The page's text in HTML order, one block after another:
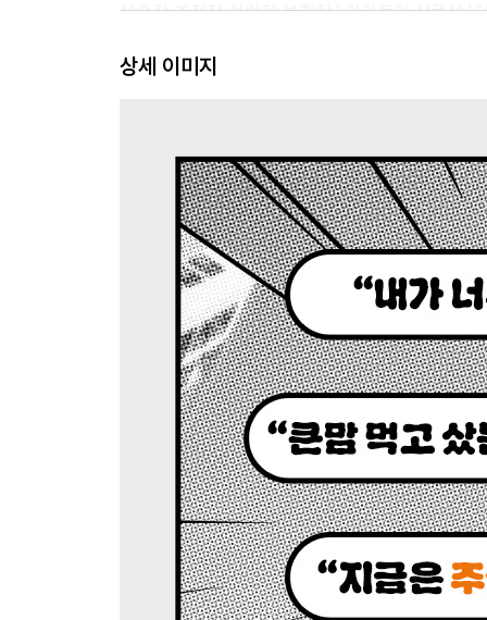
상승장·조정장·하락장·보합장 | 아파트의 상품성 |
호가와 실거래가 | 전세가율·거래량·환금성·매물량
8 보라, 인생 첫 임장에 나서다
임장 체크리스트
9 임장을 해석하다
로얄동과 로얄층 | 저층의 수요 | 신축과 구축 비교
10 보라, 스스로 움직이다
역세권의 기준과 영향력 | 동선의 질 | 환경 | 한계
11 보라, 부동산에 가다
특올수리·올수리·부분수리 | 시장별 평수 선호도 |
12 똘똘한 한 채를 탐구하다
똘똘한 한 채의 조건 | 아파트라는 자산의 강점 | 토
13 이 집, 얼마나 더 오를까요?
정부 규제의 역설 | 내 집 마련 자본금 시나리오
14 시간이 만드는 이익을 탐하다
수익형 부동산의 특징 | 좋은 집의 조건
3부 나만의 부동산을 시작하다
15 최고의 선택지를 물색하다
상세 이미지